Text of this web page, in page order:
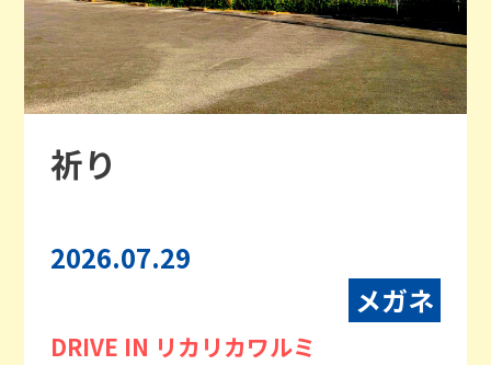
祈り
2026.07.29
メガネ
DRIVE IN リカリカワルミ